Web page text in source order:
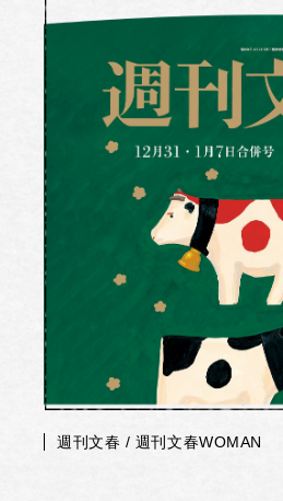
週刊文春 / 週刊文春WOMAN